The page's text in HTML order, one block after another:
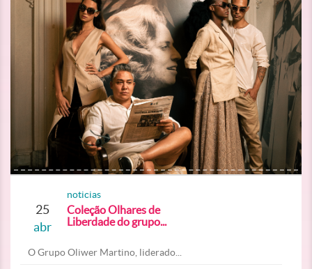
25
abr
noticias
Coleção Olhares de
Liberdade do grupo...
O Grupo Oliwer Martino, liderado...